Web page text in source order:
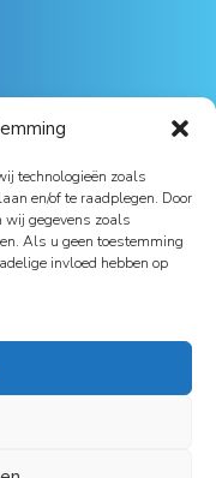
technologieën zoals
en/of te raadplegen. Door
wij gegevens zoals
Als u geen toestemming
invloed hebben op
als tweede man op
wereld rond
terugvinden